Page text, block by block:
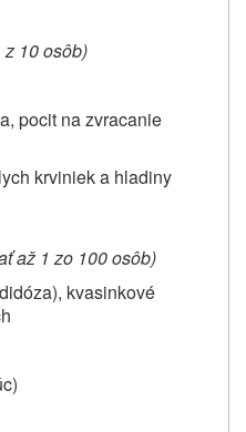
10 osôb)
pocit na zvracanie
krviniek a hladiny
až 1 zo 100 osôb)
kvasinkové